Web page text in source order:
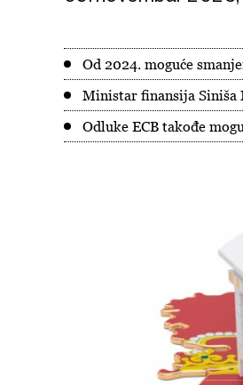
Od 2024. moguće
Ministar finansija Siniša
Odluke ECB takođe